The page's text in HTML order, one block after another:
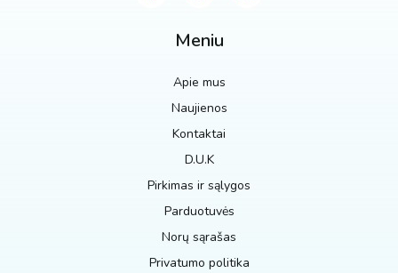
Meniu
Apie mus
Naujienos
Kontaktai
D.U.K
Pirkimas ir sąlygos
Parduotuvės
Norų sąrašas
Privatumo politika